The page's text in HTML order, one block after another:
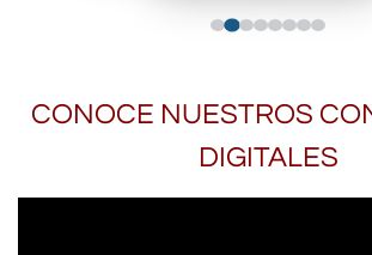
CONOCE NUESTROS
DIGITALES